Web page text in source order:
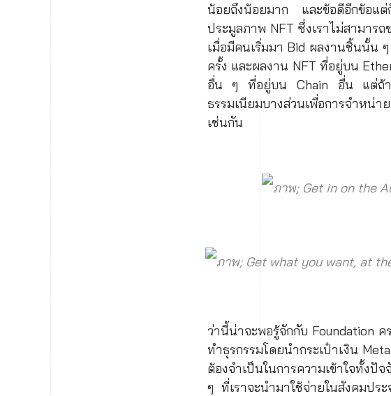
น้อยถึงน้อยมาก และข้อดีอีกข้อแ
ประมูลภาพ NFT ซึ่งเราไม่สามาร
เมื่อมีคนเริ่มมา Bid ผลงานชิ้นนั้น
ครั้ง และผลงาน NFT ที่อยู่บน
อื่น ๆ ที่อยู่บน Chain อื่น แต่ถ้ามอ
ธรรมเนียมบางส่วนเพื่อการจำหน่
เช่นกัน
ภาพ; Get in on the
ภาพ; Get what you want, at
ว่านี้น่าจะพอรู้จักกับ Foundation ค
ทำธุรกรรมโดยนำกระเป๋าเงิน
ต้องจำเป็นในการความเข้าใจทั้งปั
ๆ ที่เราจะนำมาใช้จ่ายในสังคมปร